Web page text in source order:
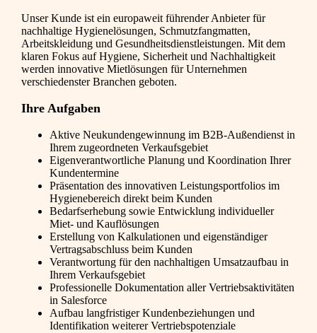
Unser Kunde ist ein europaweit führender Anbieter für
nachhaltige Hygienelösungen, Schmutzfangmatten,
Arbeitskleidung und Gesundheitsdienstleistungen. Mit dem
klaren Fokus auf Hygiene, Sicherheit und Nachhaltigkeit
werden innovative Mietlösungen für Unternehmen
verschiedenster Branchen geboten.
Ihre Aufgaben
Aktive Neukundengewinnung im B2B-Außendienst in
Ihrem zugeordneten Verkaufsgebiet
Eigenverantwortliche Planung und Koordination Ihrer
Kundentermine
Präsentation des innovativen Leistungsportfolios im
Hygienebereich direkt beim Kunden
Bedarfserhebung sowie Entwicklung individueller
Miet- und Kauflösungen
Erstellung von Kalkulationen und eigenständiger
Vertragsabschluss beim Kunden
Verantwortung für den nachhaltigen Umsatzaufbau in
Ihrem Verkaufsgebiet
Professionelle Dokumentation aller Vertriebsaktivitäten
in Salesforce
Aufbau langfristiger Kundenbeziehungen und
Identifikation weiterer Vertriebspotenziale